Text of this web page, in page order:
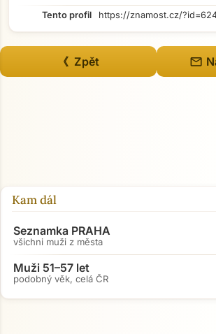
Tento profil
https://znamost.cz/
《 Zpět mail
Kam dál
Seznamka PRAHA
všichni muži z města
Muži 51–57 let
podobný věk, celá ČR